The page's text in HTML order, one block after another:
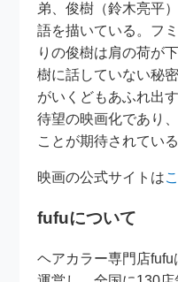
弟、俊樹（鈴木亮平
語を描いている。フ
りの俊樹は肩の荷が
樹に話していない秘
がいくどもあふれ出
待望の映画化であり
ことが期待されている
映画の公式サイトは
fufuについて
ヘアカラー専門店